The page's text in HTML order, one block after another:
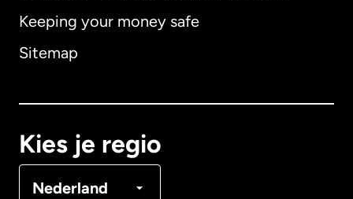
Keeping your money safe
Sitemap
Kies je regio
Nederland
Australië